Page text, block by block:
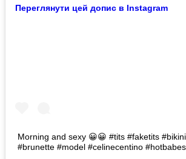
Переглянути цей допис в Instagram
Morning and sexy 😀😀 #tits #faketits
#brunette #model #celinecentino